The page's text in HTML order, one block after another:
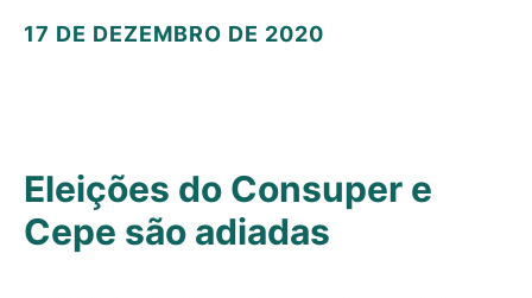
17 DE DEZEMBRO DE 2020
Eleições do Consuper e
Cepe são adiadas